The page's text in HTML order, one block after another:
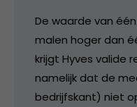
De waarde van
malen hoger dan
krijgt Hyves valide
namelijk dat de
bedrijfskant) niet